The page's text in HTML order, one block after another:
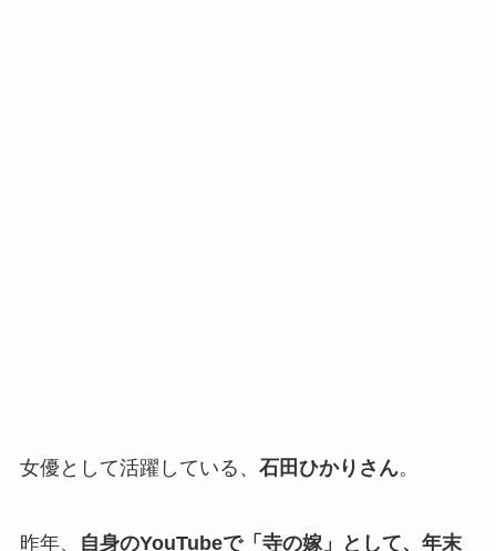
女優として活躍している、 石田ひかりさん。
昨年、
自身のYouTubeで「寺の嫁」として、年末